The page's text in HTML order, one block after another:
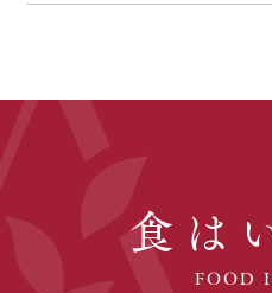
食は
FOOD